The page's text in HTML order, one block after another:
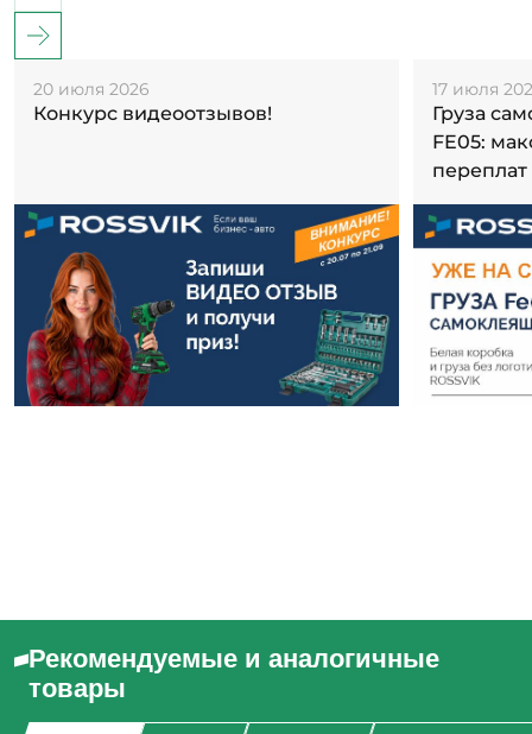
20 июля 2026
Конкурс видеоотзывов!
17 июля
Груза
FE05:
переплат
Рекомендуемые и аналогичные
товары